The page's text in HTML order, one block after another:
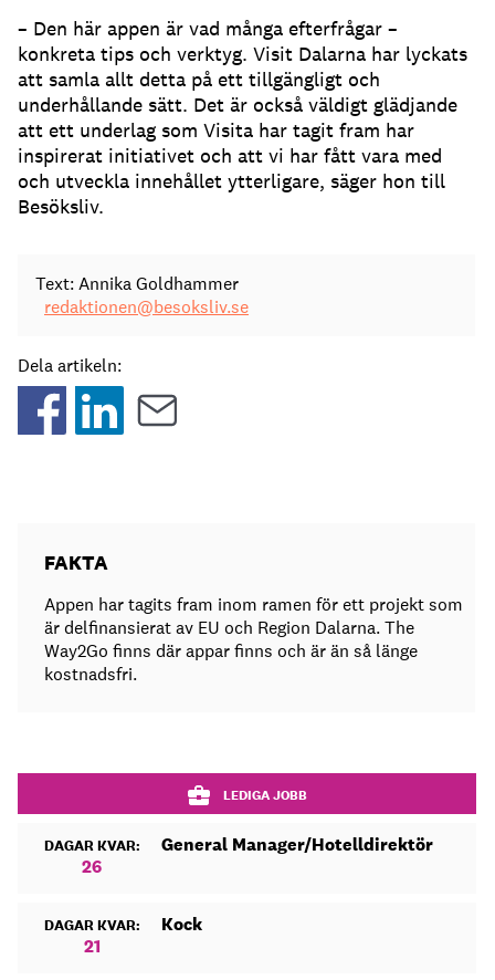
– Den här appen är vad många efterfrågar –
konkreta tips och verktyg. Visit Dalarna har lyckats
att samla allt detta på ett tillgängligt och
underhållande sätt. Det är också väldigt glädjande
att ett underlag som Visita har tagit fram har
inspirerat initiativet och att vi har fått vara med
och utveckla innehållet ytterligare, säger hon till
Besöksliv.
Text: Annika Goldhammer
redaktionen@besoksliv.se
Dela artikeln:
FAKTA
Appen har tagits fram inom ramen för ett projekt som
är delfinansierat av EU och Region Dalarna. The
Way2Go finns där appar finns och är än så länge
kostnadsfri.
LEDIGA JOBB
DAGAR KVAR:
26
General Manager/Hotelldirektör
DAGAR KVAR:
21
Kock